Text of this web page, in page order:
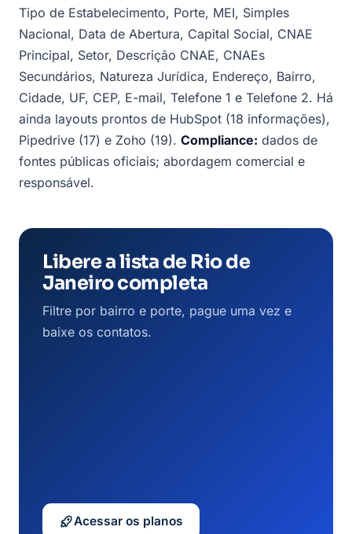
Tipo de Estabelecimento, Porte, MEI, Simples
Nacional, Data de Abertura, Capital Social, CNAE
Principal, Setor, Descrição CNAE, CNAEs
Secundários, Natureza Jurídica, Endereço, Bairro,
Cidade, UF, CEP, E-mail, Telefone 1 e Telefone 2. Há
ainda layouts prontos de HubSpot (18 informações),
Pipedrive (17) e Zoho (19). Compliance: dados de
fontes públicas oficiais; abordagem comercial e
responsável.
Libere a lista de Rio de
Janeiro completa
Filtre por bairro e porte, pague uma vez e
baixe os contatos.
Acessar os planos